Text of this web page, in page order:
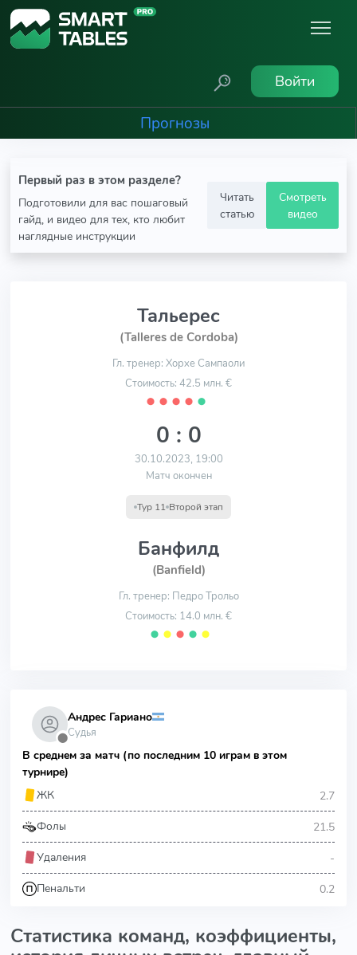
Войти
Прогнозы
Первый раз в этом разделе?
Подготовили для вас пошаговый
гайд, и видео для тех, кто любит
наглядные инструкции
Читать
статью
Смотреть
видео
Тальерес
(Talleres de Cordoba)
Гл. тренер: Хорхе Сампаоли
Стоимость: 42.5 млн. €
⬤ ⬤ ⬤ ⬤ ⬤
0 : 0
30.10.2023, 19:00
Матч окончен
Тур 11 Второй этап
Банфилд
(Banfield)
Гл. тренер: Педро Трольо
Стоимость: 14.0 млн. €
⬤ ⬤ ⬤ ⬤ ⬤
⬤
Андрес Гариано
Судья
В среднем за матч (по последним 10 играм в этом
турнире)
ЖК
2.7
Фолы 21.5
Удаления -
Пенальти 0.2
Статистика команд, коэффициенты,